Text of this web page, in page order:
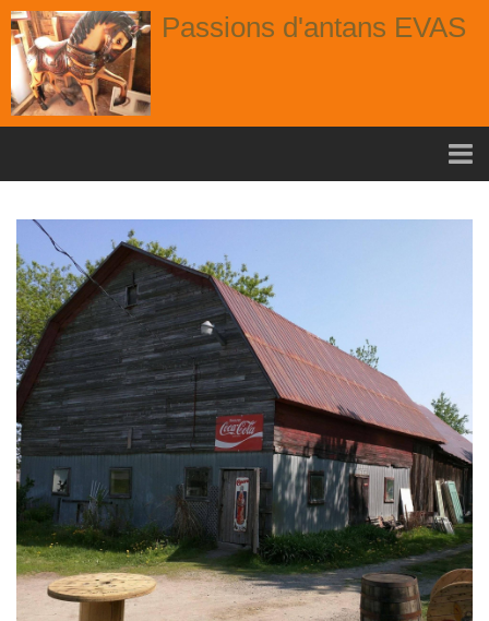
Passions d'antans EVAS
nouvelle arrivage aout
Album
Portes
Fenêtres
Chaises
Contact
Contactez nous!